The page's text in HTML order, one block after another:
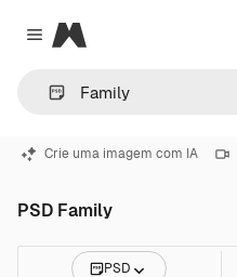
Close menu
Magnific
Crie uma imagem com IA
PSD Family
PSD